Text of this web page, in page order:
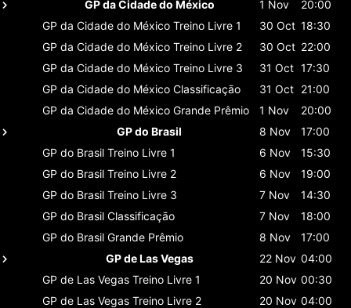
GP da Cidade do México 1 Nov
20:00
GP da Cidade do México Treino Livre 1 30 Oct 18:30
GP da Cidade do México Treino Livre 2 30 Oct 22:00
GP da Cidade do México Treino Livre 3 31 Oct 17:30
GP da Cidade do México Classificaçāo 31 Oct 21:00
GP da Cidade do México Grande Prêmio 1 Nov
20:00
GP do Brasil
8 Nov
17:00
GP do Brasil Treino Livre 1 6 Nov
15:30
GP do Brasil Treino Livre 2 6 Nov
19:00
GP do Brasil Treino Livre 3 7 Nov
14:30
GP do Brasil Classificaçāo 7 Nov
18:00
GP do Brasil Grande Prêmio 8 Nov
17:00
GP de Las Vegas
22 Nov 04:00
GP de Las Vegas Treino Livre 1 20 Nov 00:30
GP de Las Vegas Treino Livre 2 20 Nov 04:00